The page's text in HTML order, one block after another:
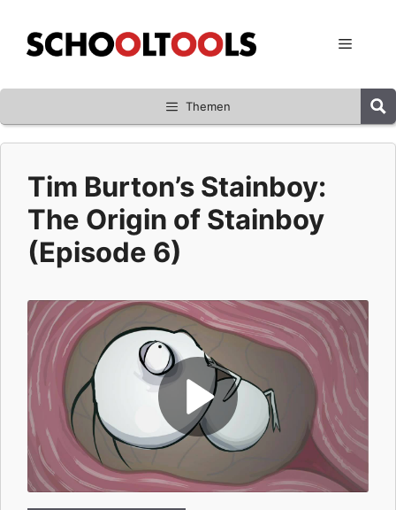
Inhalt
springen
Menü
Themen
Tim Burton’s Stainboy:
The Origin of Stainboy
(Episode 6)